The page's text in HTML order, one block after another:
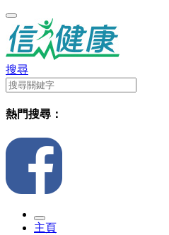
搜尋
熱門搜尋：
主頁